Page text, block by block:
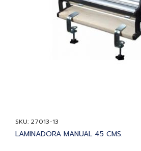
SKU: 27013-13
LAMINADORA MANUAL 45 CMS.